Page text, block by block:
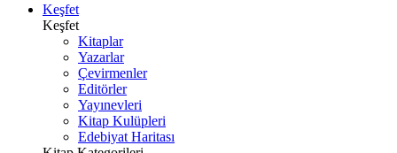
Keşfet
Keşfet
Kitaplar
Yazarlar
Çevirmenler
Editörler
Yayınevleri
Kitap Kulüpleri
Edebiyat Haritası